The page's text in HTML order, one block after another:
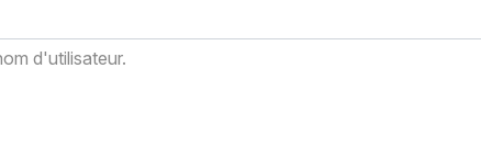
d'utilisateur.